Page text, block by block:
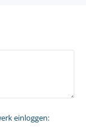
einloggen: